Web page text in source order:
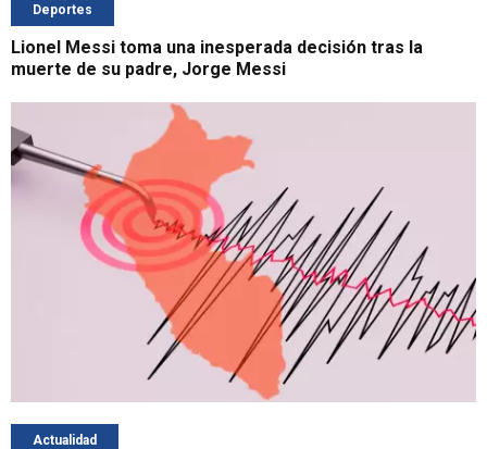
Deportes
Lionel Messi toma una inesperada decisión tras la
muerte de su padre, Jorge Messi
Actualidad